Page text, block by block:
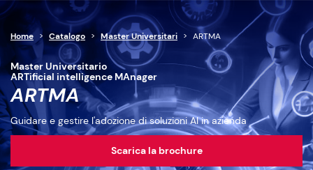
Home > Catalogo > Master Universitari > ARTMA
Master Universitario
ARTificial intelligence MAnager
ARTMA
Guidare e gestire l'adozione di soluzioni AI in azienda
Scarica la brochure